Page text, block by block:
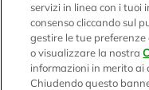
Scarica l'app
servizi in linea con i tuoi
consenso cliccando sul
gestire le tue preferenze
o visualizzare la nostra
informazioni in merito ai
Chiudendo questo